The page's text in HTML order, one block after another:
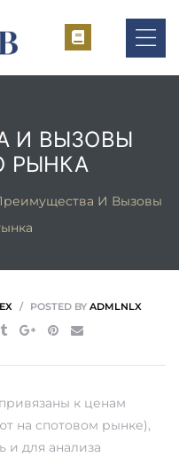
И ВЫЗОВЫ
РЫНКА
И Вызовы
POSTED BY ADMLNLX
к ценам
на спотовом рынке),
и для анализа